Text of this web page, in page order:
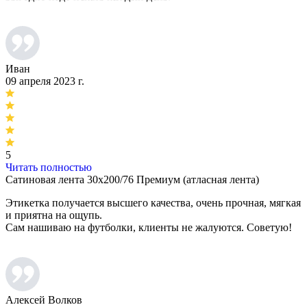
Иван
09 апреля 2023 г.
5
Читать полностью
Сатиновая лента 30х200/76 Премиум (атласная лента)
Этикетка получается высшего качества, очень прочная, мягкая
и приятна на ощупь.
Сам нашиваю на футболки, клиенты не жалуются. Советую!
Алексей Волков